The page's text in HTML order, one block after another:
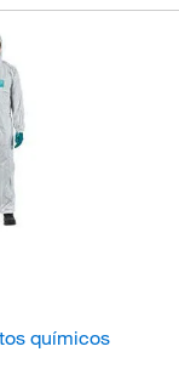
químicos